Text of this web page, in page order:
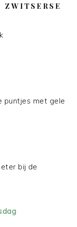
ZWITSERSE
puntjes met gele
bij de